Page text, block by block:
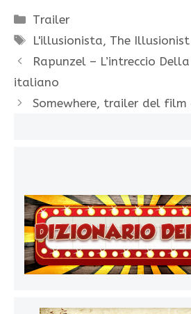
Categorie
Trailer
Tag
L'illusionista, The
Rapunzel – L’intreccio
italiano
Somewhere, trailer del